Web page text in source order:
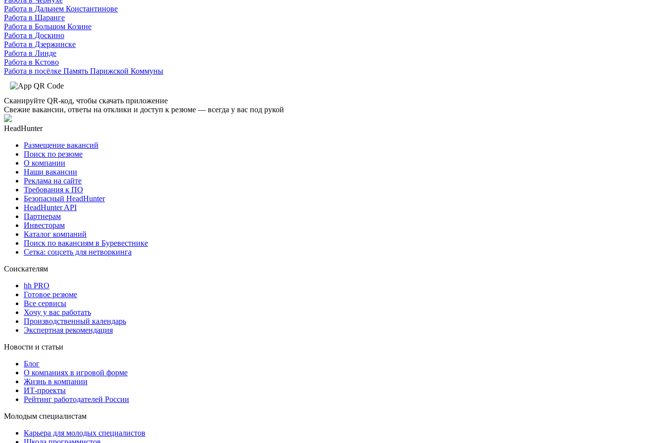
Работа в Дальнем Константинове
Работа в Шаранге
Работа в Большом Козине
Работа в Доскино
Работа в Дзержинске
Работа в Линде
Работа в Кстово
Работа в посёлке Память Парижской Коммуны
Сканируйте QR-код, чтобы скачать приложение
Свежие вакансии, ответы на отклики и доступ к резюме — всегда у вас под рукой
HeadHunter
Размещение вакансий
Поиск по резюме
О компании
Наши вакансии
Реклама на сайте
Требования к ПО
Безопасный HeadHunter
HeadHunter API
Партнерам
Инвесторам
Каталог компаний
Поиск по вакансиям в Буревестнике
Сетка: соцсеть для нетворкинга
Соискателям
hh PRO
Готовое резюме
Все сервисы
Хочу у вас работать
Производственный календарь
Экспертная рекомендация
Новости и статьи
Блог
О компаниях в игровой форме
Жизнь в компании
ИТ-проекты
Рейтинг работодателей России
Молодым специалистам
Карьера для молодых специалистов